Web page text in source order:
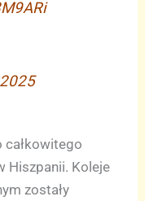
całkowitego
Hiszpanii. Koleje
zostały